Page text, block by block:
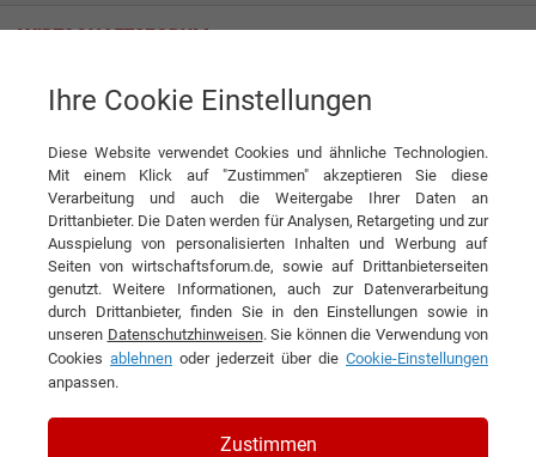
Marcolin Covering s.r.l.
Interviews der Marcolin Covering
s.r.l.
Ihre Cookie Einstellungen
Diese Website verwendet Cookies und ähnliche Technologien.
Mit einem Klick auf "Zustimmen" akzeptieren Sie diese
Verarbeitung und auch die Weitergabe Ihrer Daten an
Drittanbieter. Die Daten werden für Analysen, Retargeting und zur
Ausspielung von personalisierten Inhalten und Werbung auf
Seiten von wirtschaftsforum.de, sowie auf Drittanbieterseiten
genutzt. Weitere Informationen, auch zur Datenverarbeitung
durch Drittanbieter, finden Sie in den Einstellungen sowie in
unseren Datenschutzhinweisen. Sie können die Verwendung von
Cookies ablehnen oder jederzeit über die Cookie-Einstellungen
anpassen.
Zustimmen